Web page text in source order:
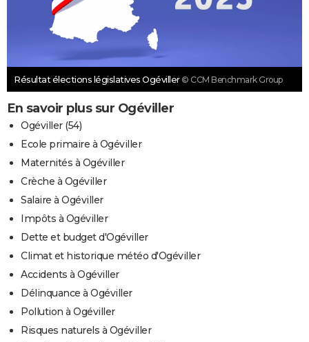
Résultat élections législatives Ogéviller © CCM Benchmark Group
En savoir plus sur Ogéviller
Ogéviller (54)
Ecole primaire à Ogéviller
Maternités à Ogéviller
Crèche à Ogéviller
Salaire à Ogéviller
Impôts à Ogéviller
Dette et budget d'Ogéviller
Climat et historique météo d'Ogéviller
Accidents à Ogéviller
Délinquance à Ogéviller
Pollution à Ogéviller
Risques naturels à Ogéviller